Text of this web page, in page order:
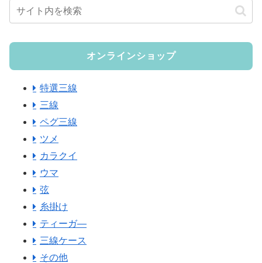
オンラインショップ
特選三線
三線
ペグ三線
ツメ
カラクイ
ウマ
弦
糸掛け
ティーガ―
三線ケース
その他